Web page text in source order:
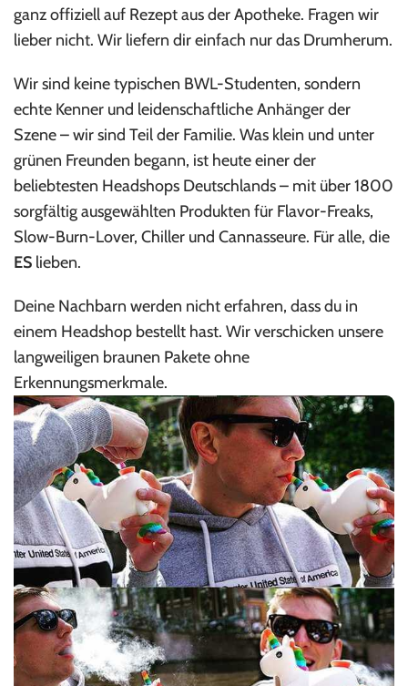
ganz offiziell auf Rezept aus der Apotheke. Fragen wir
lieber nicht. Wir liefern dir einfach nur das Drumherum.
Wir sind keine typischen BWL-Studenten, sondern
echte Kenner und leidenschaftliche Anhänger der
Szene – wir sind Teil der Familie. Was klein und unter
grünen Freunden begann, ist heute einer der
beliebtesten Headshops Deutschlands – mit über 1800
sorgfältig ausgewählten Produkten für Flavor-Freaks,
Slow-Burn-Lover, Chiller und Cannasseure. Für alle, die
ES lieben.
Deine Nachbarn werden nicht erfahren, dass du in
einem Headshop bestellt hast. Wir verschicken unsere
langweiligen braunen Pakete ohne
Erkennungsmerkmale.